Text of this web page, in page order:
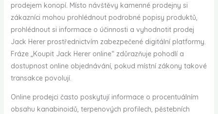
prodejem konopí. Místo návštěvy kamenné prodejny si
zákazníci mohou prohlédnout podrobné popisy produktů,
prohlédnout si informace o účinnosti a vyhodnotit prodej
Jack Herer prostřednictvím zabezpečené digitální platformy.
Fráze „Koupit Jack Herer online“ zdůrazňuje pohodlí a
dostupnost online objednávání, pokud místní zákony takové
transakce povolují.
Online prodejci často poskytují informace o procentuálním
obsahu kanabinoidů, terpenových profilech, pěstebních